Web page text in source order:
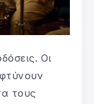
Οι
τους